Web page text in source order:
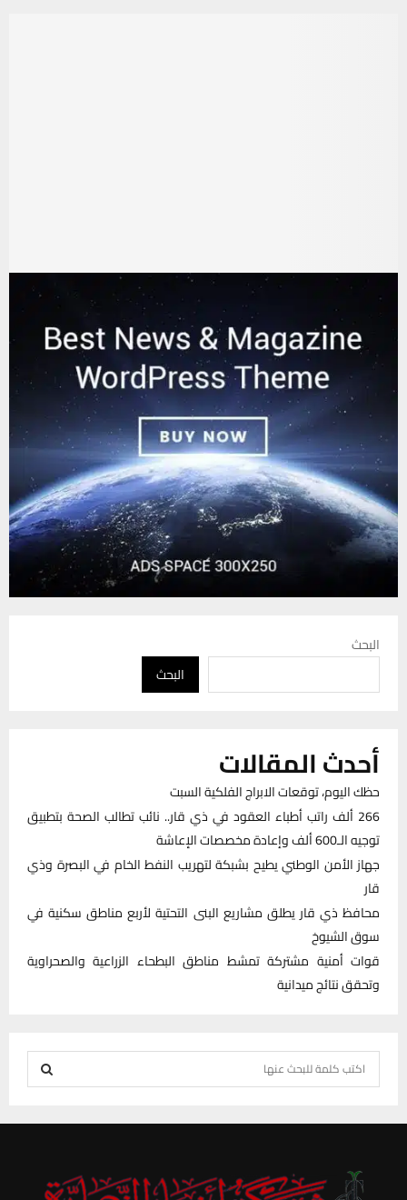
البحث
البحث
أحدث المقالات
حظك اليوم، توقعات الابراج الفلكية السبت
266 ألف راتب أطباء العقود في ذي قار.. نائب تطالب الصحة بتطبيق
توجيه الـ600 ألف وإعادة مخصصات الإعاشة
جهاز الأمن الوطني يطيح بشبكة لتهريب النفط الخام في البصرة وذي
قار
محافظ ذي قار يطلق مشاريع البنى التحتية لأربع مناطق سكنية في
سوق الشيوخ
قوات أمنية مشتركة تمشط مناطق البطحاء الزراعية والصحراوية
وتحقق نتائج ميدانية
e
r
A